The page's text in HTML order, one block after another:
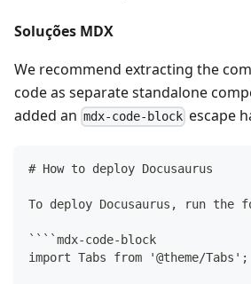
Soluções MDX
We recommend extracting the
code as separate standalone
added an mdx-code-block escape
# How to deploy Docusaurus
To deploy Docusaurus, run the
````mdx-code-block
import Tabs from '@theme/Tabs';